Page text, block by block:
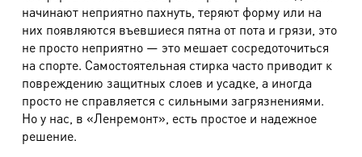
Корсет
900 руб.
Юбка свадебная
1950 руб.
Платье свадебное
2850 руб.
Платье свадебное со шлейфом
3600 руб.
Комбинезон из легких тканей
790 руб.
Костюм карнавальный, демонстрационный
начинают неприятно пахнуть, теряют форму или на
них появляются въевшиеся пятна от пота и грязи, это
не просто неприятно — это мешает сосредоточиться
на спорте. Самостоятельная стирка часто приводит к
повреждению защитных слоев и усадке, а иногда
просто не справляется с сильными загрязнениями.
Но у нас, в «Ленремонт», есть простое и надежное
решение.